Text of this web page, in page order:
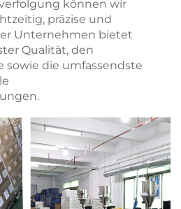
können wir
präzise und
Unternehmen bietet
Qualität, den
sowie die umfassendste